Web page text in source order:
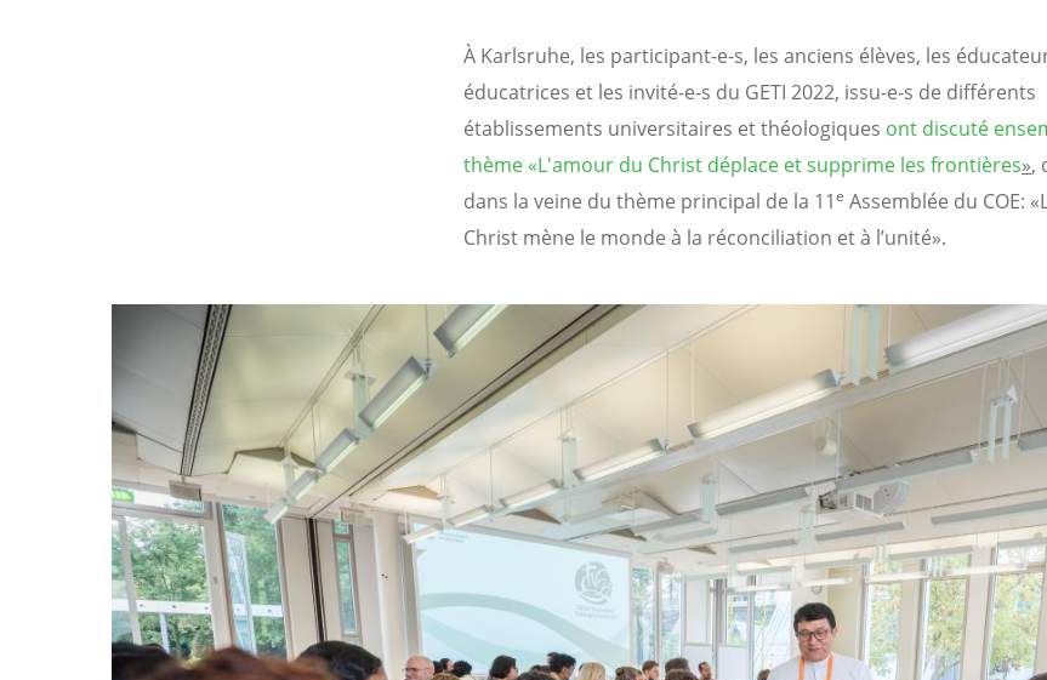
À Karlsruhe, les participant-e-s, les anciens élèves, les
éducatrices et les invité-e-s du GETI 2022, issu-e-s de différents
établissements universitaires et théologiques ont discuté
thème «L'amour du Christ déplace et supprime les frontières»,
dans la veine du thème principal de la 11e Assemblée du COE:
Christ mène le monde à la réconciliation et à l’unité».